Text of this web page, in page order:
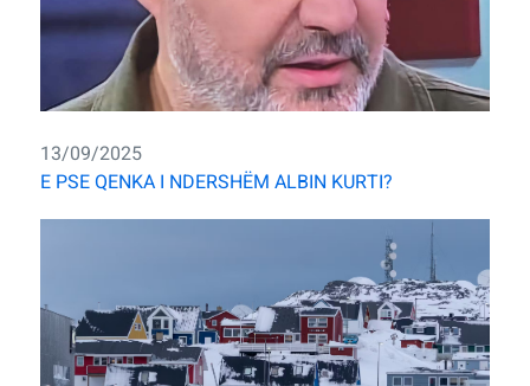
13/09/2025
E PSE QENKA I NDERSHËM ALBIN KURTI?